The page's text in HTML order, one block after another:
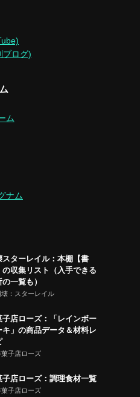
ブログ)
ム
ナム
スターレイル：本棚【書
の収集リスト（入手できる
一覧も）
壊：スターレイル
子店ローズ：「レインボー
キ」の商品データ＆材料レ
菓子店ローズ
子店ローズ：調理食材一覧
菓子店ローズ